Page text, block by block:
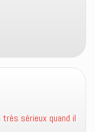
très sérieux quand il